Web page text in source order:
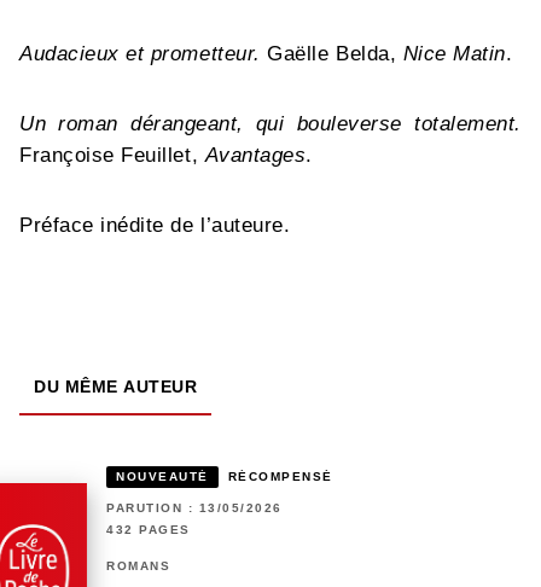
Audacieux et prometteur. Gaëlle Belda, Nice Matin.
Un roman dérangeant, qui bouleverse totalement.
Françoise Feuillet,Avantages.
Préface inédite de l’auteure.
DU MÊME AUTEUR
NOUVEAUTÉ RÉCOMPENSÉ
PARUTION : 13/05/2026
432 PAGES
ROMANS